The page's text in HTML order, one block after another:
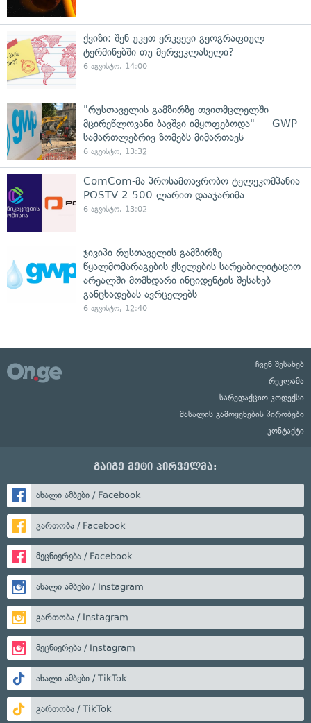
ქვიზი: შენ უკეთ ერკვევი გეოგრაფიულ
ტერმინებში თუ მერვეკლასელი?
6 აგვისტო, 14:00
"რუსთაველის გამზირზე თვითმცლელში
მცირეწლოვანი ბავშვი იმყოფებოდა" — GWP
სამართლებრივ ზომებს მიმართავს
6 აგვისტო, 13:32
ComCom-მა პროსამთავრობო ტელეკომპანია
POSTV 2 500 ლარით დააჯარიმა
6 აგვისტო, 13:02
ჯივიპი რუსთაველის გამზირზე
წყალმომარაგების ქსელების სარეაბილიტაციო
არეალში მომხდარი ინციდენტის შესახებ
განცხადებას ავრცელებს
6 აგვისტო, 12:40
ჩვენ შესახებ
რეკლამა
სარედაქციო კოდექსი
მასალის გამოყენების პირობები
კონტაქტი
გაიგე მეტი პირველმა:
ახალი ამბები / Facebook
გართობა / Facebook
მეცნიერება / Facebook
ახალი ამბები / Instagram
გართობა / Instagram
მეცნიერება / Instagram
ახალი ამბები / TikTok
გართობა / TikTok